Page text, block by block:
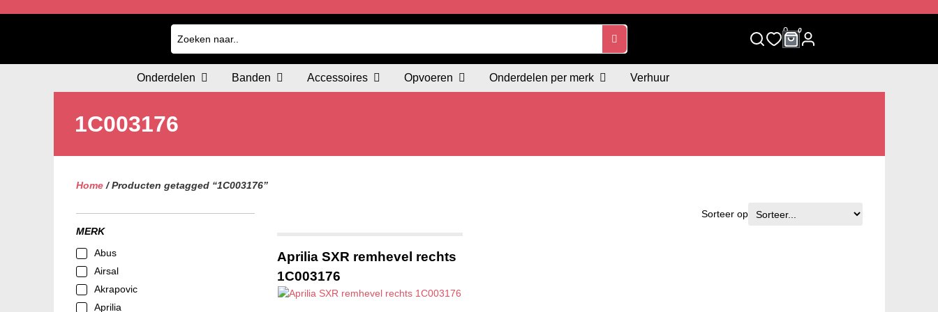
0 0
Onderdelen Banden Accessoires Opvoeren Onderdelen per merk Verhuur
1C003176
Home/ Producten getagged “1C003176”
MERK
Abus
Airsal
Akrapovic
Aprilia
Sorteer op
Aprilia SXR remhevel rechts
1C003176